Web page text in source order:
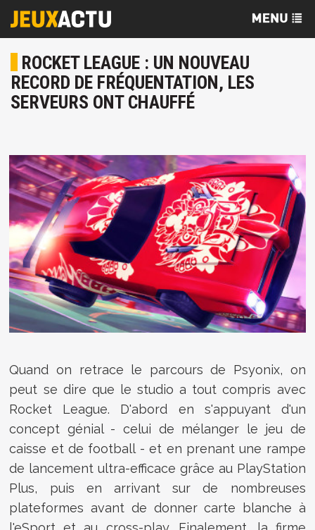
ROCKET LEAGUE : UN NOUVEAU
RECORD DE FRÉQUENTATION, LES
SERVEURS ONT CHAUFFÉ
Quand on retrace le parcours de Psyonix, on
peut se dire que le studio a tout compris avec
Rocket League. D'abord en s'appuyant d'un
concept génial - celui de mélanger le jeu de
caisse et de football - et en prenant une rampe
de lancement ultra-efficace grâce au PlayStation
Plus, puis en arrivant sur de nombreuses
plateformes avant de donner carte blanche à